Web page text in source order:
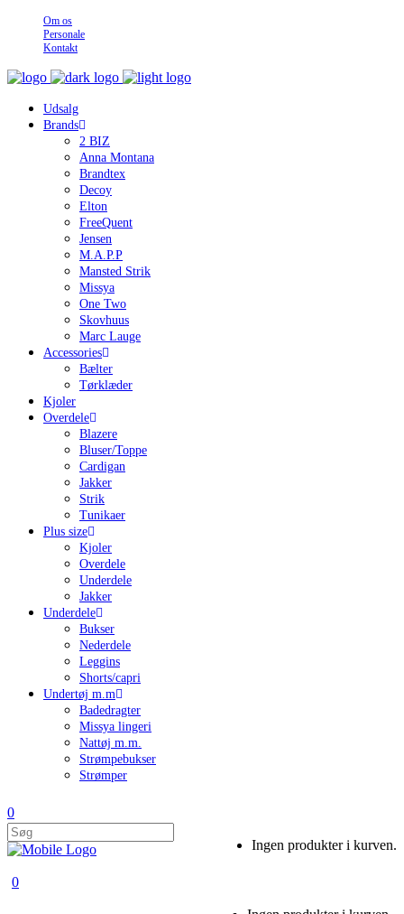
Om os
Personale
Kontakt
Udsalg
Brands
2 BIZ
Anna Montana
Brandtex
Decoy
Elton
FreeQuent
Jensen
M.A.P.P
Mansted Strik
Missya
One Two
Skovhuus
Marc Lauge
Accessories
Bælter
Tørklæder
Kjoler
Overdele
Blazere
Bluser/Toppe
Cardigan
Jakker
Strik
Tunikaer
Plus size
Kjoler
Overdele
Underdele
Jakker
Underdele
Bukser
Nederdele
Leggins
Shorts/capri
Undertøj m.m
Badedragter
Missya lingeri
Nattøj m.m.
Strømpebukser
Strømper
0
Ingen produkter i kurven.
0